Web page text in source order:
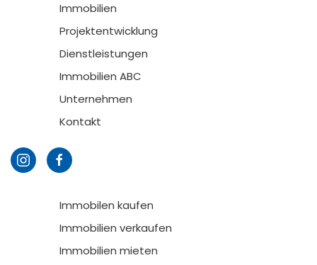
Immobilien
Projektentwicklung
Dienstleistungen
Immobilien ABC
Unternehmen
Kontakt
Immobilen kaufen
Immobilien verkaufen
Immobilien mieten